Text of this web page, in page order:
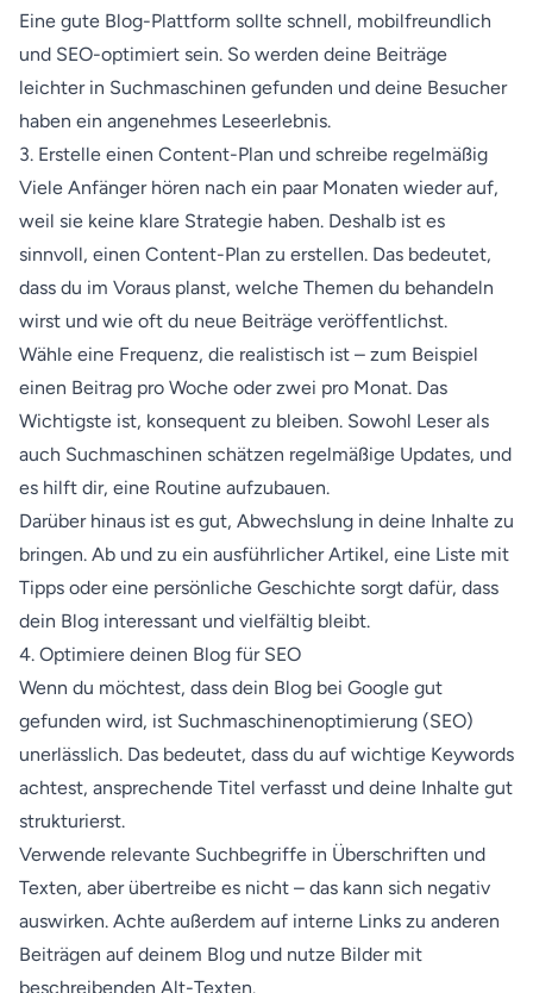
Eine gute Blog-Plattform sollte schnell, mobilfreundlich
und SEO-optimiert sein. So werden deine Beiträge
leichter in Suchmaschinen gefunden und deine Besucher
haben ein angenehmes Leseerlebnis.
3. Erstelle einen Content-Plan und schreibe regelmäßig
Viele Anfänger hören nach ein paar Monaten wieder auf,
weil sie keine klare Strategie haben. Deshalb ist es
sinnvoll, einen Content-Plan zu erstellen. Das bedeutet,
dass du im Voraus planst, welche Themen du behandeln
wirst und wie oft du neue Beiträge veröffentlichst.
Wähle eine Frequenz, die realistisch ist – zum Beispiel
einen Beitrag pro Woche oder zwei pro Monat. Das
Wichtigste ist, konsequent zu bleiben. Sowohl Leser als
auch Suchmaschinen schätzen regelmäßige Updates, und
es hilft dir, eine Routine aufzubauen.
Darüber hinaus ist es gut, Abwechslung in deine Inhalte zu
bringen. Ab und zu ein ausführlicher Artikel, eine Liste mit
Tipps oder eine persönliche Geschichte sorgt dafür, dass
dein Blog interessant und vielfältig bleibt.
4. Optimiere deinen Blog für SEO
Wenn du möchtest, dass dein Blog bei Google gut
gefunden wird, ist Suchmaschinenoptimierung (SEO)
unerlässlich. Das bedeutet, dass du auf wichtige Keywords
achtest, ansprechende Titel verfasst und deine Inhalte gut
strukturierst.
Verwende relevante Suchbegriffe in Überschriften und
Texten, aber übertreibe es nicht – das kann sich negativ
auswirken. Achte außerdem auf interne Links zu anderen
Beiträgen auf deinem Blog und nutze Bilder mit
beschreibenden Alt-Texten.